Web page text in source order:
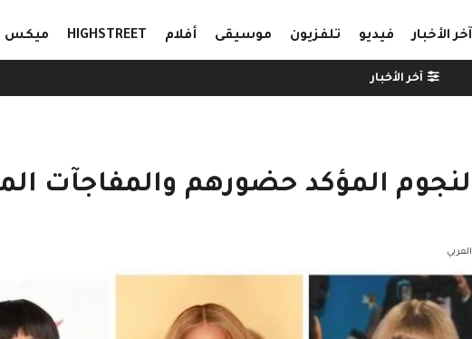
آخر الأخبار فيديو تلفزيون موسيقى أفلام HIGHSTREET ميكس
آخر الأخبار